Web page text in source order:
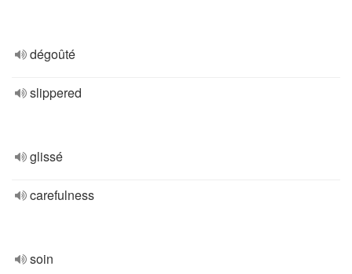
dégoûté
slippered
glissé
carefulness
soin